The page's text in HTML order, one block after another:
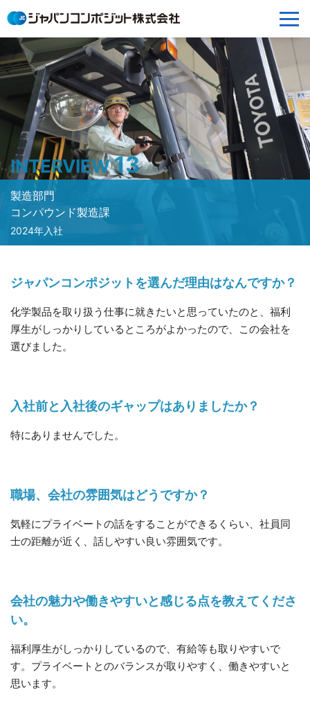
INTERVIEW13
製造部門
コンパウンド製造課
2024年入社
ジャパンコンポジットを選んだ理由はなんですか？
化学製品を取り扱う仕事に就きたいと思っていたのと、福利
厚生がしっかりしているところがよかったので、この会社を
選びました。
入社前と入社後のギャップはありましたか？
特にありませんでした。
職場、会社の雰囲気はどうですか？
気軽にプライベートの話をすることができるくらい、社員同
士の距離が近く、話しやすい良い雰囲気です。
会社の魅力や働きやすいと感じる点を教えてくださ
い。
福利厚生がしっかりしているので、有給等も取りやすいで
す。プライベートとのバランスが取りやすく、働きやすいと
思います。